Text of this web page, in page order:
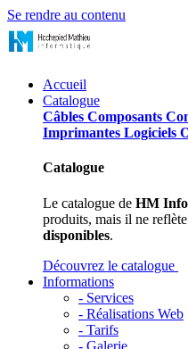
Se rendre au contenu
Accueil
Catalogue
Câbles Composants
Imprimantes Logiciels
Catalogue
Le catalogue de HM
produits, mais il ne
disponibles.
Découvrez le catalogue
Informations
- Services
- Réalisations Web
- Tarifs
- Galerie